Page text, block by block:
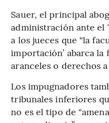
Sauer, el principal
administración ante el
a los jueces que “la
importación’ abarca
aranceles o derechos
Los impugnadores
tribunales inferiores
no es el tipo de